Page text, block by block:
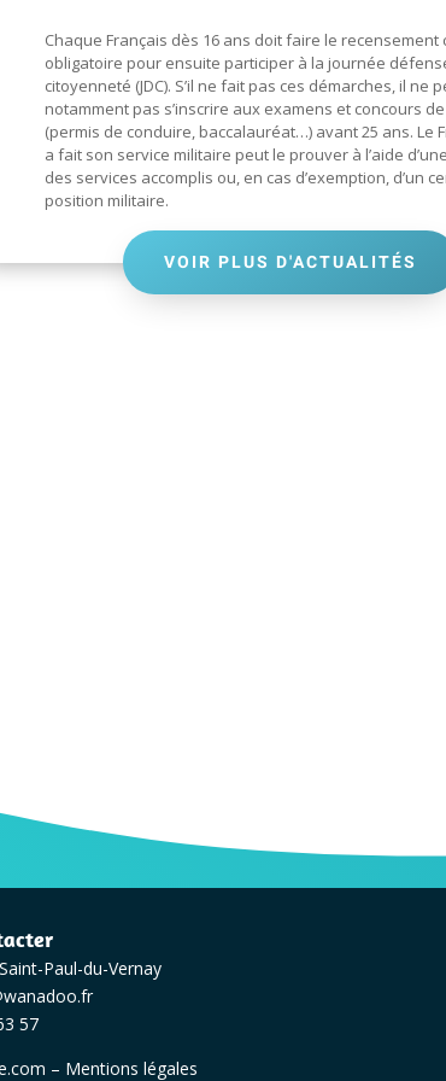
Chaque Français dès 16 ans doit faire le recensement
obligatoire pour ensuite participer à la journée
citoyenneté (JDC). S’il ne fait pas ces démarches, il ne
notamment pas s’inscrire aux examens et concours de
(permis de conduire, baccalauréat…) avant 25 ans. Le
a fait son service militaire peut le prouver à l’aide
des services accomplis ou, en cas d’exemption, d’un
position militaire.
VOIR PLUS D'ACTUALITÉS
Paul-du-Vernay
57
– Mentions légales